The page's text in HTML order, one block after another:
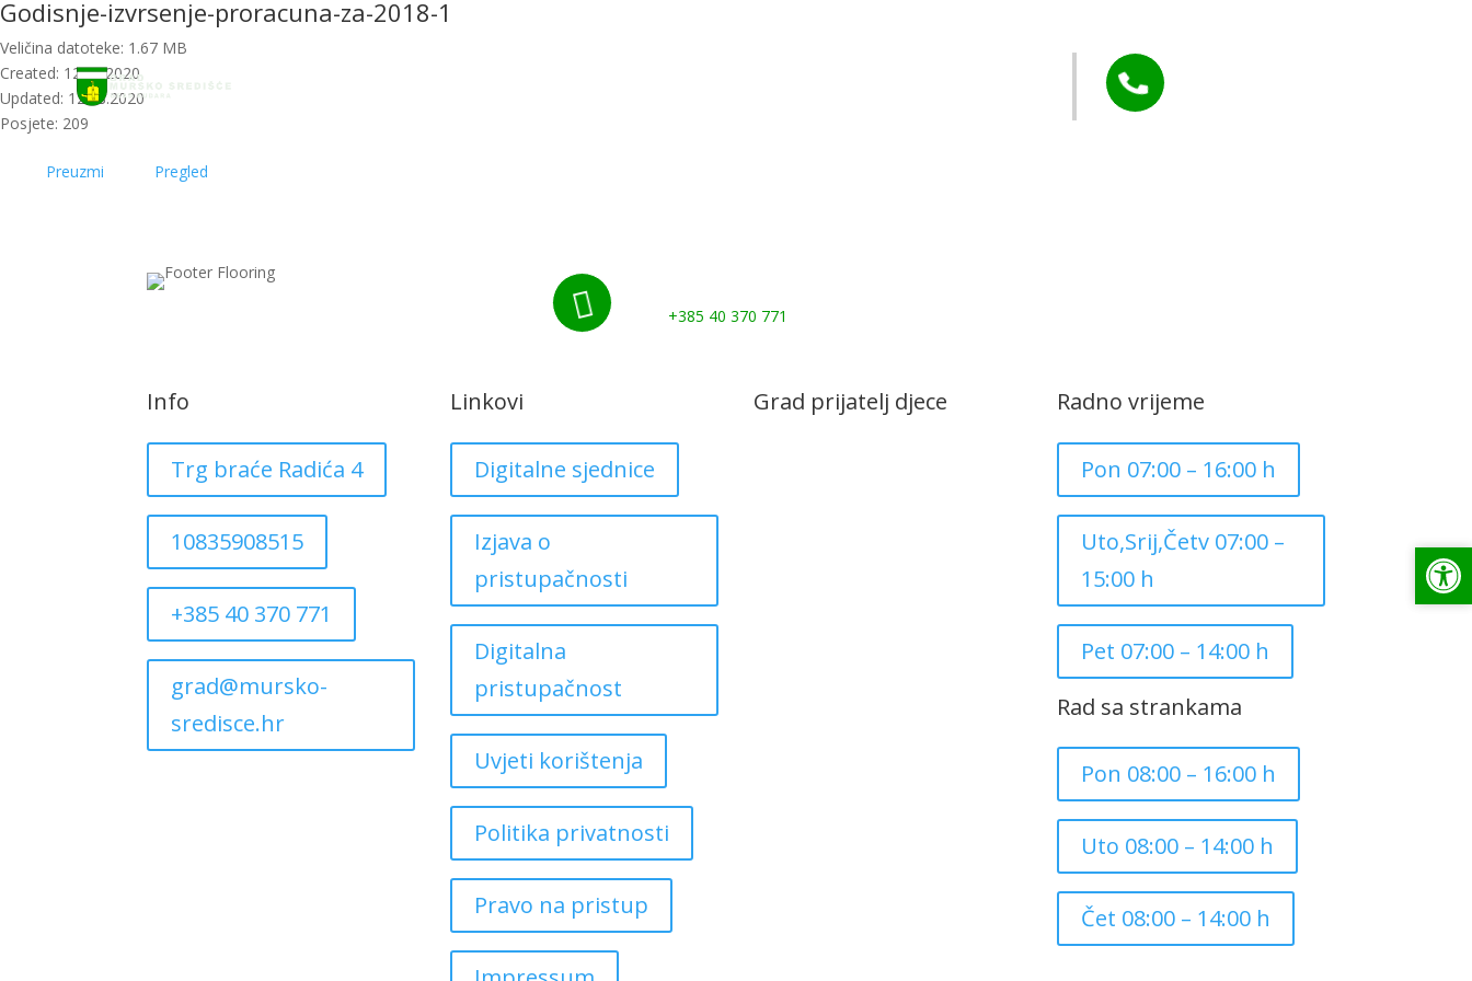

Godisnje-izvrsenje-proracuna-za-2018-1
Veličina datoteke: 1.67 MB
Created: 12.08.2020
Updated: 12.08.2020
Posjete: 209
Preuzmi Pregled
 +385 40 370 771
Info
Trg braće Radića 4
10835908515
+385 40 370 771
grad@mursko-
sredisce.hr
Linkovi
Digitalne sjednice
Izjava o
pristupačnosti
Digitalna
pristupačnost
Uvjeti korištenja
Politika privatnosti
Pravo na pristup
Grad prijatelj djece Radno vrijeme
Pon 07:00 – 16:00 h
Uto,Srij,Četv 07:00 –
15:00 h
Pet 07:00 – 14:00 h
Rad sa strankama
Pon 08:00 – 16:00 h
Uto 08:00 – 14:00 h
Čet 08:00 – 14:00 h